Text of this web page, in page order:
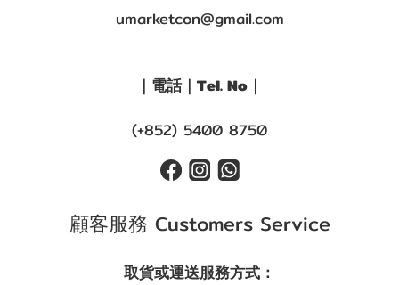
umarketcon@gmail.com
｜電話｜Tel. No｜
(+852) 5400 8750
顧客服務 Customers Service
取貨或運送服務方式：